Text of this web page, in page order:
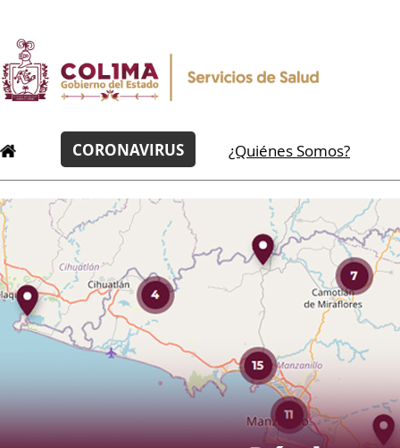
CORONAVIRUS ¿Quiénes Somos?